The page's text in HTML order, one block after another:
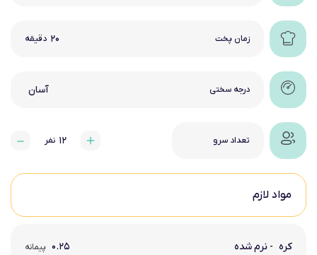
زمان پخت ۲۰ دقیقه
درجه سختی آسان
تعداد سرو ۱۲ نفر
مواد لازم
کره - نرم شده ۰.۲۵ پیمانه